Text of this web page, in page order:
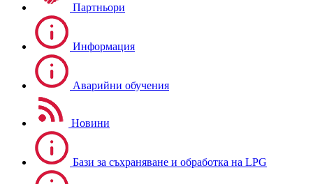
Партньори
Информация
Аварийни обучения
Новини
Бази за съхраняване и обработка на LPG